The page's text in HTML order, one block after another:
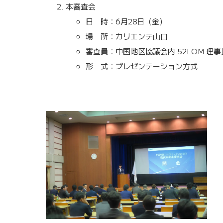
本審査会
日 時：6月28日（金）
場 所：カリエンテ山口
審査員：中国地区協議会内 52LOM 理事
形 式：プレゼンテーション方式